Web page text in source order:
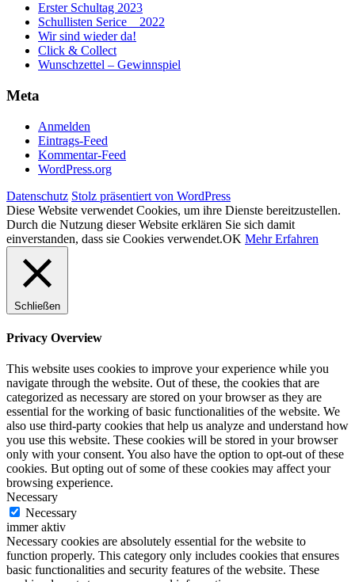
Erster Schultag 2023
Schullisten Serice _ 2022
Wir sind wieder da!
Click & Collect
Wunschzettel – Gewinnspiel
Meta
Anmelden
Eintrags-Feed
Kommentar-Feed
WordPress.org
Datenschutz Stolz präsentiert von WordPress
Diese Website verwendet Cookies, um ihre Dienste bereitzustellen.
Durch die Nutzung dieser Website erklären Sie sich damit
einverstanden, dass sie Cookies verwendet.OK Mehr Erfahren
Schließen
Privacy Overview
This website uses cookies to improve your experience while you
navigate through the website. Out of these, the cookies that are
categorized as necessary are stored on your browser as they are
essential for the working of basic functionalities of the website. We
also use third-party cookies that help us analyze and understand how
you use this website. These cookies will be stored in your browser
only with your consent. You also have the option to opt-out of these
cookies. But opting out of some of these cookies may affect your
browsing experience.
Necessary
Necessary
immer aktiv
Necessary cookies are absolutely essential for the website to
function properly. This category only includes cookies that ensures
basic functionalities and security features of the website. These